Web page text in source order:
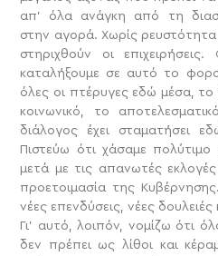
απ’ όλα ανάγκη από τη
στην αγορά. Χωρίς
στηριχθούν οι
καταλήξουμε σε αυτό το
όλες οι πτέρυγες εδώ μέσα, το
κοινωνικό, το
διάλογος έχει σταματήσει
Πιστεύω ότι χάσαμε
μετά με τις απανωτές
προετοιμασία της
νέες επενδύσεις, νέες δουλειές
Γι’ αυτό, λοιπόν, νομίζω ότι
δεν πρέπει ως λίθοι και